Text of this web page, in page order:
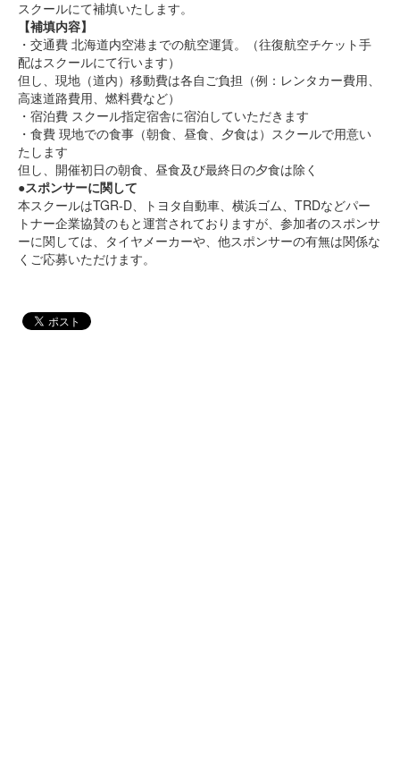
スクールにて補填いたします。
【補填内容】
・交通費 北海道内空港までの航空運賃。（往復航空チケット手
配はスクールにて行います）
但し、現地（道内）移動費は各自ご負担（例：レンタカー費用、
高速道路費用、燃料費など）
・宿泊費 スクール指定宿舎に宿泊していただきます
・食費 現地での食事（朝食、昼食、夕食は）スクールで用意い
たします
但し、開催初日の朝食、昼食及び最終日の夕食は除く
●スポンサーに関して
本スクールはTGR-D、トヨタ自動車、横浜ゴム、TRDなどパー
トナー企業協賛のもと運営されておりますが、参加者のスポンサ
ーに関しては、タイヤメーカーや、他スポンサーの有無は関係な
くご応募いただけます。